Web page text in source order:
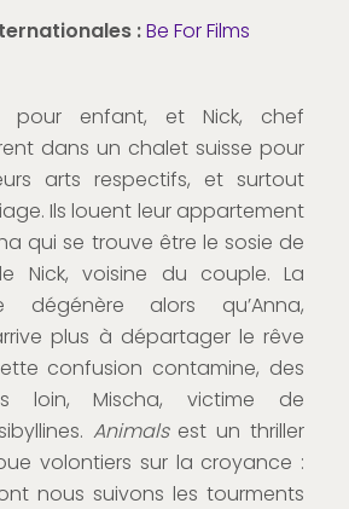
:Be For Films
pour enfant, et Nick, chef
dans un chalet suisse pour
arts respectifs, et surtout
Ils louent leur appartement
qui se trouve être le sosie de
Nick, voisine du couple. La
dégénère alors qu’Anna,
plus à départager le rêve
confusion contamine, des
loin, Mischa, victime de
Animalsest un thriller
volontiers sur la croyance :
nous suivons les tourments